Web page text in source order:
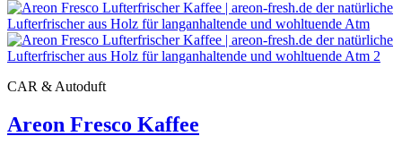
CAR & Autoduft
Areon Fresco Kaffee